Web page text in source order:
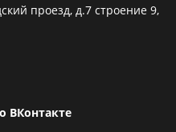
проезд, д.7 строение 9,
ВКонтакте